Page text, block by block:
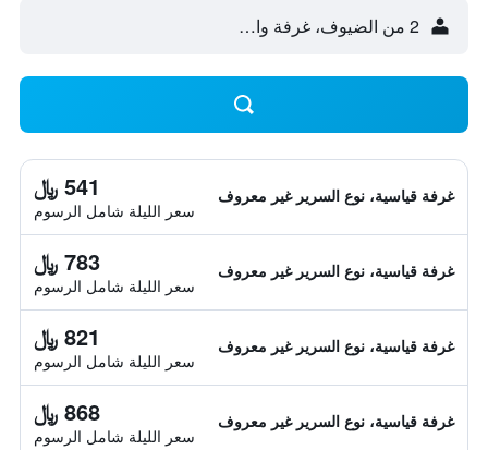
2 من الضيوف، غرفة واحدة
غرفة قياسية، نوع السرير غير معروف 541 ﷼
سعر الليلة شامل الرسوم
غرفة قياسية، نوع السرير غير معروف 783 ﷼
سعر الليلة شامل الرسوم
غرفة قياسية، نوع السرير غير معروف 821 ﷼
سعر الليلة شامل الرسوم
غرفة قياسية، نوع السرير غير معروف 868 ﷼
سعر الليلة شامل الرسوم